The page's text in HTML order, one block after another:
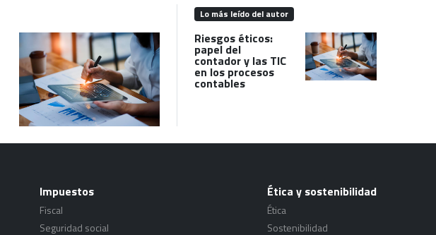
Lo más leído del autor
Riesgos éticos:
papel del
contador y las TIC
en los procesos
contables
Impuestos
Fiscal
Seguridad social
Ética y sostenibilidad
Ética
Sostenibilidad